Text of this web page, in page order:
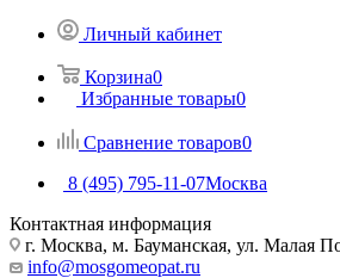
Личный кабинет
Корзина0
Избранные товары0
Сравнение товаров0
8 (495) 795-11-07Москва
Контактная информация
г. Москва, м. Бауманская, ул. Малая
info@mosgomeopat.ru